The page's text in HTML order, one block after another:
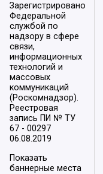
Зарегистрировано
Федеральной
службой по
надзору в сфере
связи,
информационных
технологий и
массовых
коммуникаций
(Роскомнадзор).
Реестровая
запись ПИ № ТУ
67 - 00297
06.08.2019
Показать
баннерные места